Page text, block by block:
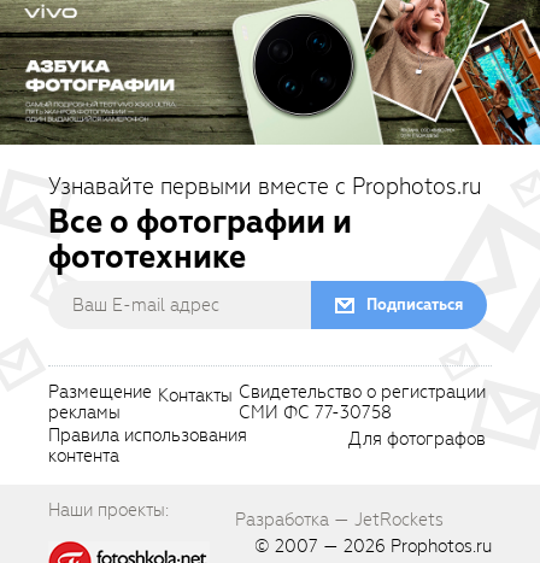
Узнавайте первыми вместе с Prophotos.ru
Все о фотографии и
фототехнике
Подписаться
Размещение
рекламы
Контакты Свидетельство о регистрации
СМИ ФС 77-30758
Правила использования
контента
Для фотографов
Наши проекты:
Разработка — JetRockets
© 2007 — 2026 Prophotos.ru